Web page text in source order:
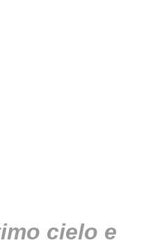
cielo e